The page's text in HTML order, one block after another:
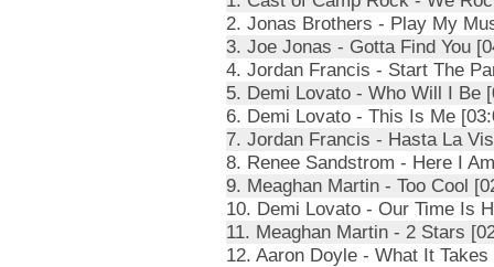
2. Jonas Brothers - Play My
3. Joe Jonas - Gotta Find You
4. Jordan Francis - Start The
5. Demi Lovato - Who Will I Be
6. Demi Lovato - This Is Me
7. Jordan Francis - Hasta La
8. Renee Sandstrom - Here I
9. Meaghan Martin - Too Cool
10. Demi Lovato - Our Time Is
11. Meaghan Martin - 2 Stars
12. Aaron Doyle - What It Takes